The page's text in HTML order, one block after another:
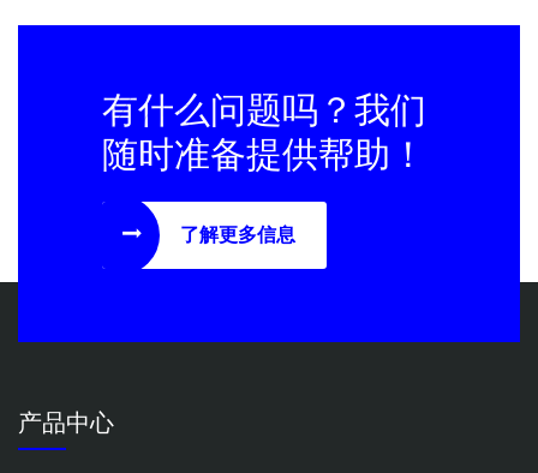
有什么问题吗？我们
随时准备提供帮助！
了解更多信息
产品中心